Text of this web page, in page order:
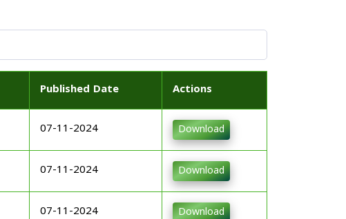
Published Date Actions
07-11-2024 Download
07-11-2024 Download
07-11-2024 Download